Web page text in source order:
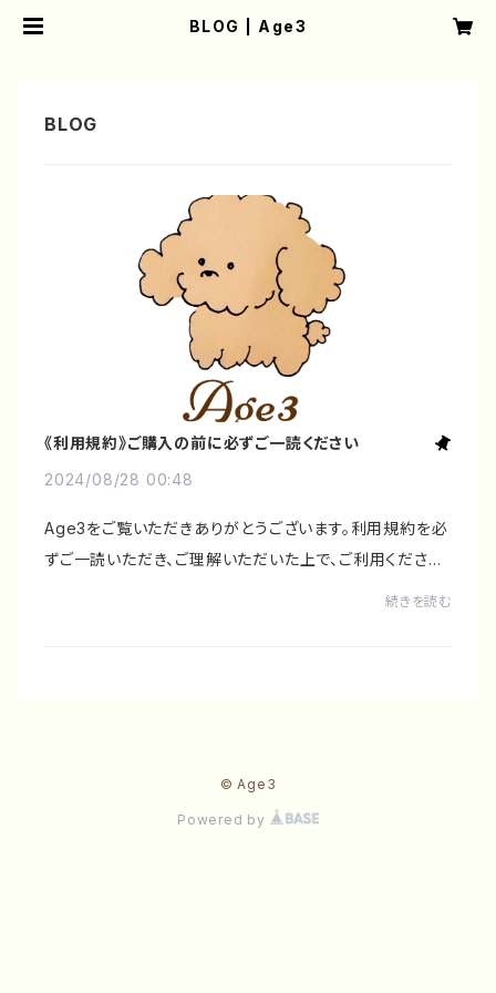
BLOG | Age3
《利用規約》ご購入の前に必ずご一読ください
2024/08/28 00:48
Age3‬をご覧いただきありがとうございます。利用規約を必
ずご一読いただき、ご理解いただいた上で、ご利用ください
続きを読む
© Age3
Powered by